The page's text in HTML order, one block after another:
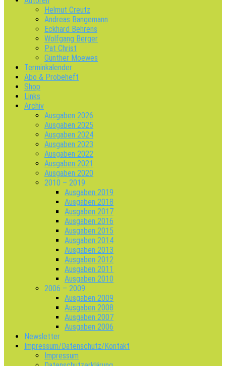
Helmut Creutz
Andreas Bangemann
Eckhard Behrens
Wolfgang Berger
Pat Christ
Günther Moewes
Terminkalender
Abo & Probeheft
Shop
Links
Archiv
Ausgaben 2026
Ausgaben 2025
Ausgaben 2024
Ausgaben 2023
Ausgaben 2022
Ausgaben 2021
Ausgaben 2020
2010 – 2019
Ausgaben 2019
Ausgaben 2018
Ausgaben 2017
Ausgaben 2016
Ausgaben 2015
Ausgaben 2014
Ausgaben 2013
Ausgaben 2012
Ausgaben 2011
Ausgaben 2010
2006 – 2009
Ausgaben 2009
Ausgaben 2008
Ausgaben 2007
Ausgaben 2006
Newsletter
Impressum/Datenschutz/Kontakt
Impressum